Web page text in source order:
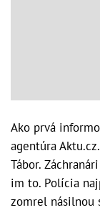
Ako prvá
agentúra
Tábor.
im to. Polícia
zomrel násilnou